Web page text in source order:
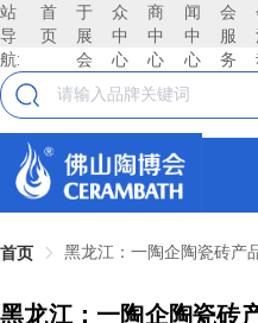
站
导
航:
首
页
于
展
会
众
中
心
商
中
心
闻
中
心
会
服
务
首页 黑龙江：一陶企陶瓷砖产
黑龙江：一陶企陶瓷砖